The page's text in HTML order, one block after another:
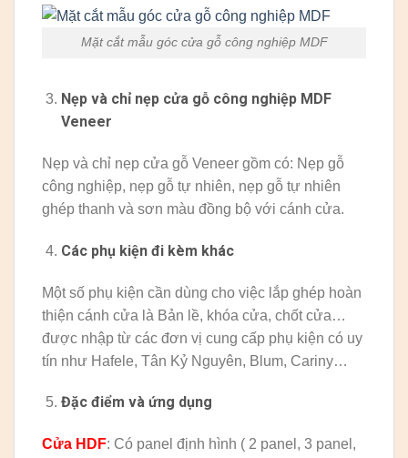
Mặt cắt mẫu góc cửa gỗ công nghiệp MDF
Nẹp và chỉ nẹp cửa gỗ công nghiệp MDF
Veneer
Nẹp và chỉ nẹp cửa gỗ Veneer gồm có: Nẹp gỗ
công nghiệp, nẹp gỗ tự nhiên, nẹp gỗ tự nhiên
ghép thanh và sơn màu đồng bộ với cánh cửa.
Các phụ kiện đi kèm khác
Một số phụ kiện cần dùng cho việc lắp ghép hoàn
thiện cánh cửa là Bản lề, khóa cửa, chốt cửa…
được nhập từ các đơn vị cung cấp phụ kiện có uy
tín như Hafele, Tân Kỷ Nguyên, Blum, Cariny…
Đặc điểm và ứng dụng
Cửa HDF: Có panel định hình ( 2 panel, 3 panel,